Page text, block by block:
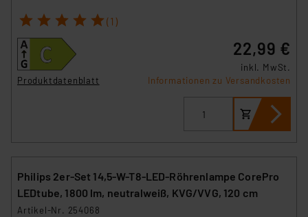
1 2 3 4 5 (1)
Produktdatenblatt
22,99 €
inkl. MwSt.
Informationen zu Versandkosten
Philips 2er-Set 14,5-W-T8-LED-Röhrenlampe CorePro
LEDtube, 1800 lm, neutralweiß, KVG/VVG, 120 cm
Artikel-Nr. 254068